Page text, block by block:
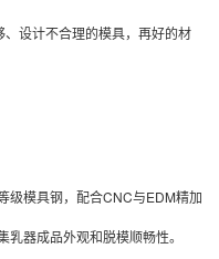
、设计不合理的模具，再好的材
级模具钢，配合CNC与EDM精加
器成品外观和脱模顺畅性。